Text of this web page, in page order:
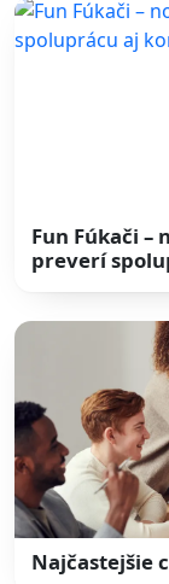
Fun Fúkači
preverí
Najčastejšie